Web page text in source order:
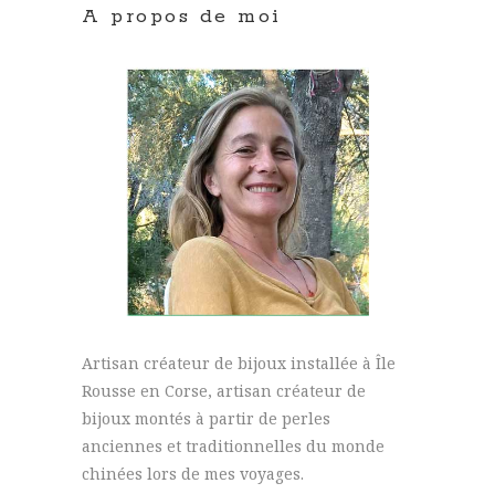
A propos de moi
Artisan créateur de bijoux installée à Île
Rousse en Corse, artisan créateur de
bijoux montés à partir de perles
anciennes et traditionnelles du monde
chinées lors de mes voyages.